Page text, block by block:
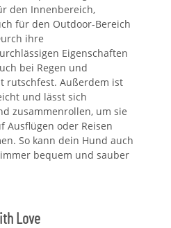
den Innenbereich,
für den Outdoor-Bereich
ihre
Eigenschaften
bei Regen und
rutschfest. Außerdem ist
und lässt sich
zusammenrollen, um sie
Ausflügen oder Reisen
So kann dein Hund auch
bequem und sauber
Love